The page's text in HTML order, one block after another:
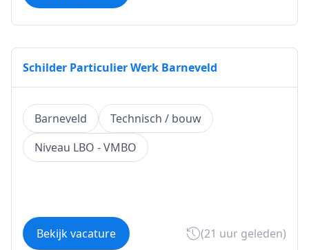
Schilder Particulier Werk Barneveld
Barneveld
Technisch / bouw
Niveau LBO - VMBO
Bekijk vacature (21 uur geleden)